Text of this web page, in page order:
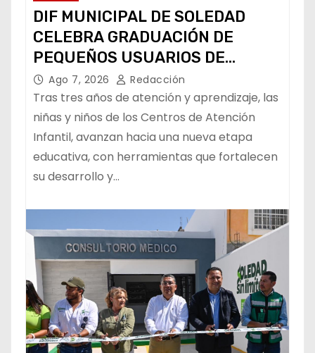
DIF MUNICIPAL DE SOLEDAD
CELEBRA GRADUACIÓN DE
PEQUEÑOS USUARIOS DE
ESTANCIAS “CAPULLITOS 1 Y 2”
Ago 7, 2026 Redacción
Tras tres años de atención y aprendizaje, las
niñas y niños de los Centros de Atención
Infantil, avanzan hacia una nueva etapa
educativa, con herramientas que fortalecen
su desarrollo y…